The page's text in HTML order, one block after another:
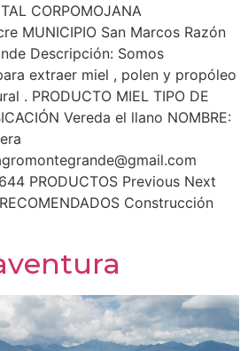
CORPOMOJANA
MUNICIPIO San Marcos Razón
Descripción: Somos
extraer miel , polen y propóleo
. PRODUCTO MIEL TIPO DE
Vereda el llano NOMBRE:
PRODUCTOS Previous Next
Construcción